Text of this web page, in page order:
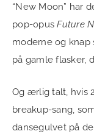
“New Moon” har
pop-opusFuture
moderne og knap
på gamle flasker,
Og ærlig talt, hvis
breakup-sang,
dansegulvet på